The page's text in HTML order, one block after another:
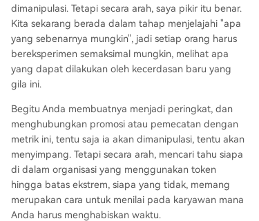
dimanipulasi. Tetapi secara arah, saya pikir itu benar.
Kita sekarang berada dalam tahap menjelajahi "apa
yang sebenarnya mungkin", jadi setiap orang harus
bereksperimen semaksimal mungkin, melihat apa
yang dapat dilakukan oleh kecerdasan baru yang
gila ini.
Begitu Anda membuatnya menjadi peringkat, dan
menghubungkan promosi atau pemecatan dengan
metrik ini, tentu saja ia akan dimanipulasi, tentu akan
menyimpang. Tetapi secara arah, mencari tahu siapa
di dalam organisasi yang menggunakan token
hingga batas ekstrem, siapa yang tidak, memang
merupakan cara untuk menilai pada karyawan mana
Anda harus menghabiskan waktu.